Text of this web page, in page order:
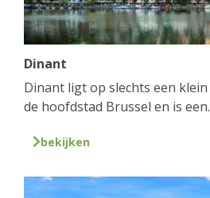
Dinant
Dinant ligt op slechts een
de hoofdstad Brussel en is
bekijken